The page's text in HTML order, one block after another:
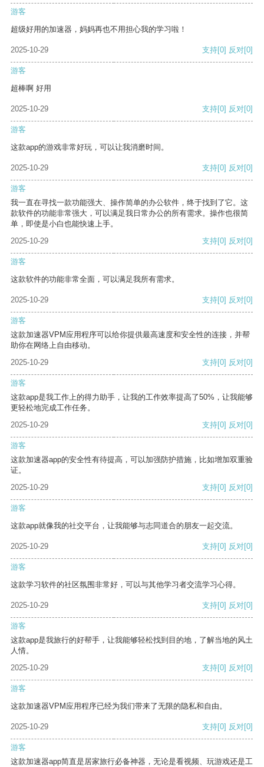
游客
超级好用的加速器，妈妈再也不用担心我的学习啦！
2025-10-29 支持[0] 反对[0]
游客
超棒啊 好用
2025-10-29 支持[0] 反对[0]
游客
这款app的游戏非常好玩，可以让我消磨时间。
2025-10-29 支持[0] 反对[0]
游客
我一直在寻找一款功能强大、操作简单的办公软件，终于找到了它。这
款软件的功能非常强大，可以满足我日常办公的所有需求。操作也很简
单，即使是小白也能快速上手。
2025-10-29
支持[0] 反对[0]
游客
这款软件的功能非常全面，可以满足我所有需求。
2025-10-29 支持[0] 反对[0]
游客
这款加速器VPM应用程序可以给你提供最高速度和安全性的连接，并帮
助你在网络上自由移动。
2025-10-29
支持[0] 反对[0]
游客
这款app是我工作上的得力助手，让我的工作效率提高了50%，让我能够
更轻松地完成工作任务。
2025-10-29
支持[0] 反对[0]
游客
这款加速器app的安全性有待提高，可以加强防护措施，比如增加双重验
证。
2025-10-29
支持[0] 反对[0]
游客
这款app就像我的社交平台，让我能够与志同道合的朋友一起交流。
2025-10-29 支持[0] 反对[0]
游客
这款学习软件的社区氛围非常好，可以与其他学习者交流学习心得。
2025-10-29 支持[0] 反对[0]
游客
这款app是我旅行的好帮手，让我能够轻松找到目的地，了解当地的风土
人情。
2025-10-29
支持[0] 反对[0]
游客
这款加速器VPM应用程序已经为我们带来了无限的隐私和自由。
2025-10-29 支持[0] 反对[0]
游客
这款加速器app简直是居家旅行必备神器，无论是看视频、玩游戏还是工